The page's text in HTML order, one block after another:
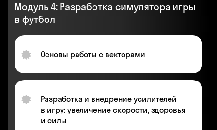
Модуль 4: Разработка симулятора игры
в футбол
Основы работы с векторами
Разработка и внедрение усилителей
в игру: увеличение скорости, здоровья
и силы